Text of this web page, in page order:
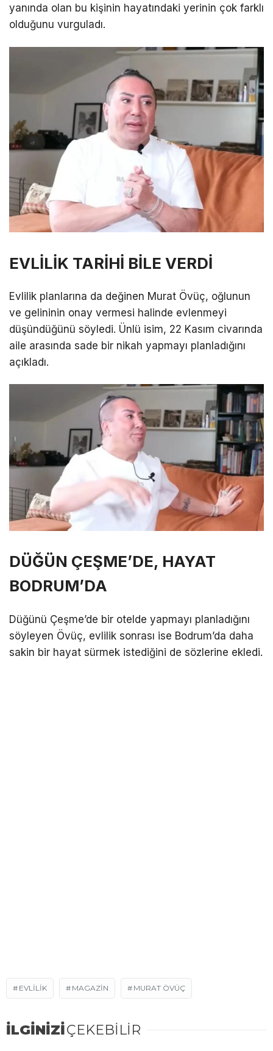
yanında olan bu kişinin hayatındaki yerinin çok farklı
olduğunu vurguladı.
EVLİLİK TARİHİ BİLE VERDİ
Evlilik planlarına da değinen Murat Övüç, oğlunun
ve gelininin onay vermesi halinde evlenmeyi
düşündüğünü söyledi. Ünlü isim, 22 Kasım civarında
aile arasında sade bir nikah yapmayı planladığını
açıkladı.
DÜĞÜN ÇEŞME’DE, HAYAT
BODRUM’DA
Düğünü Çeşme’de bir otelde yapmayı planladığını
söyleyen Övüç, evlilik sonrası ise Bodrum’da daha
sakin bir hayat sürmek istediğini de sözlerine ekledi.
EVLILIK MAGAZIN MURAT ÖVÜÇ
İLGİNİZİÇEKEBİLİR